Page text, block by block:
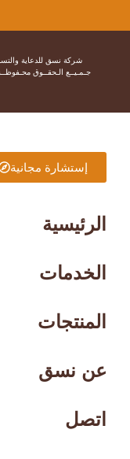
شركة نسق للدعاية والتسويق ش .ش
جـمـيــع الـحقــوق
إستشارة مجانية
الرئيسية
الخدمات
المنتجات
عن نسق
اتصل